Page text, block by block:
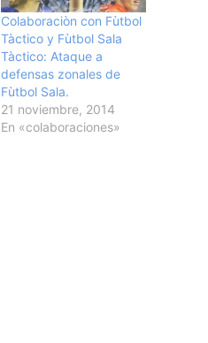
Colaboraciòn con Fùtbol
Tàctico y Fùtbol Sala
Tàctico: Ataque a
defensas zonales de
Fùtbol Sala.
21 noviembre, 2014
En «colaboraciones»